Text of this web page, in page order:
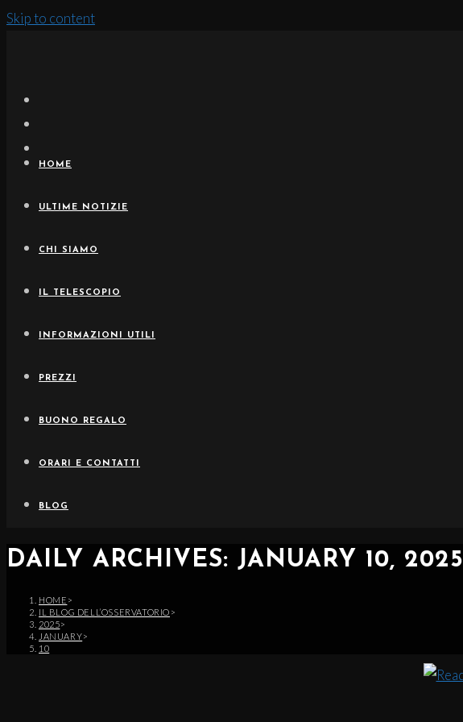
Skip to content
HOME
ULTIME NOTIZIE
CHI SIAMO
IL TELESCOPIO
INFORMAZIONI UTILI
PREZZI
BUONO REGALO
ORARI E CONTATTI
BLOG
DAILY ARCHIVES: JANUARY 10, 2025
HOME >
IL BLOG DELL’OSSERVATORIO >
2025>
JANUARY>
10